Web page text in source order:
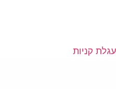
עגלת קניות